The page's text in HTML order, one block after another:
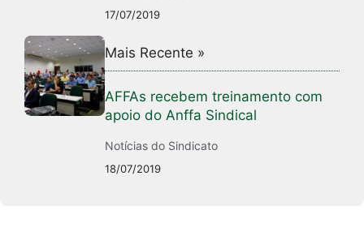
17/07/2019
Mais Recente »
AFFAs recebem treinamento com
apoio do Anffa Sindical
Notícias do Sindicato
18/07/2019